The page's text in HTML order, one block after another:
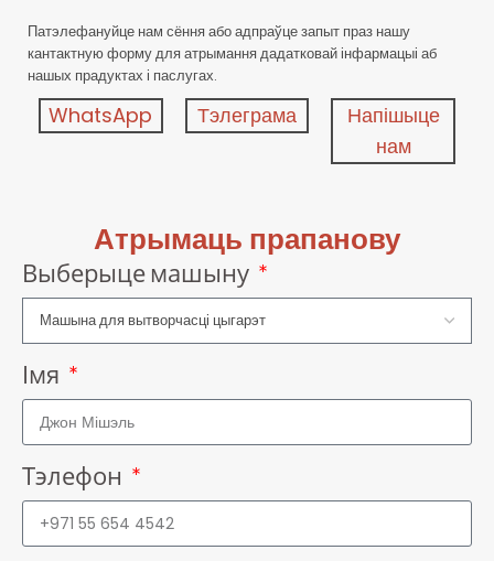
Патэлефануйце нам сёння або адпраўце запыт праз нашу
кантактную форму для атрымання дадатковай інфармацыі аб
нашых прадуктах і паслугах.
WhatsApp Тэлеграма
Напішыце
нам
Атрымаць прапанову
Выберыце машыну
Імя
Тэлефон